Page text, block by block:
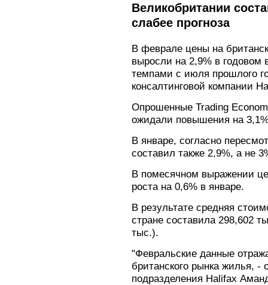
Великобритании
слабее прогноза
В феврале цены на
выросли на 2,9% в
темпами с июля прошлого
консалтинговой компании
Опрошенные Trading
ожидали повышения на
В январе, согласно
составил также 2,9%, а не
В помесячном выражении
роста на 0,6% в январе.
В результате средняя
стране составила 298,602
тыс.).
"Февральские данные
британского рынка жилья, -
подразделения Halifax